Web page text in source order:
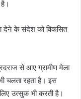
देने के संदेश को विकसित
से आए ग्रामीण मेला
चलता रहता है। इस
उत्सुक भी करती है।